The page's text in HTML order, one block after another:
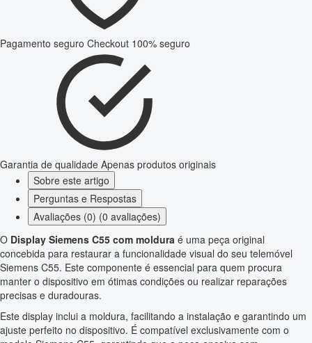
Pagamento seguro Checkout 100% seguro
Garantia de qualidade Apenas produtos originais
Sobre este artigo
Perguntas e Respostas
Avaliações (0) (0 avaliações)
O Display Siemens C55 com moldura é uma peça original
concebida para restaurar a funcionalidade visual do seu telemóvel
Siemens C55. Este componente é essencial para quem procura
manter o dispositivo em ótimas condições ou realizar reparações
precisas e duradouras.
Este display inclui a moldura, facilitando a instalação e garantindo um
ajuste perfeito no dispositivo. É compatível exclusivamente com o